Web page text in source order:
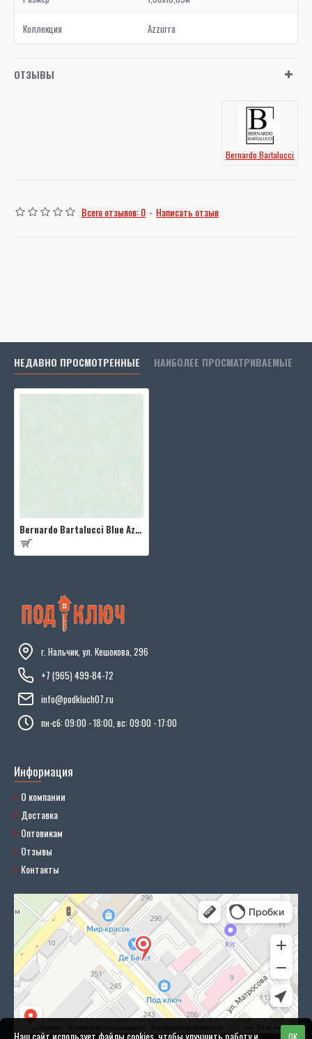
Коллекция Azzurra
ОТЗЫВЫ
Bernardo Bartalucci
Всего отзывов: 0 - Написать отзыв
НЕДАВНО ПРОСМОТРЕННЫЕ НАИБОЛЕЕ ПРОСМАТРИВАЕМЫЕ
Bernardo Bartalucci Blue Azzurra 5012-5
г. Нальчик, ул. Кешокова, 296
+7 (965) 499-84-72
info@podkluch07.ru
пн-сб: 09:00 - 18:00, вс: 09:00 - 17:00
Информация
О компании
Доставка
Оптовикам
Отзывы
Контакты
Наш сайт использует файлы cookies, чтобы улучшить работу и